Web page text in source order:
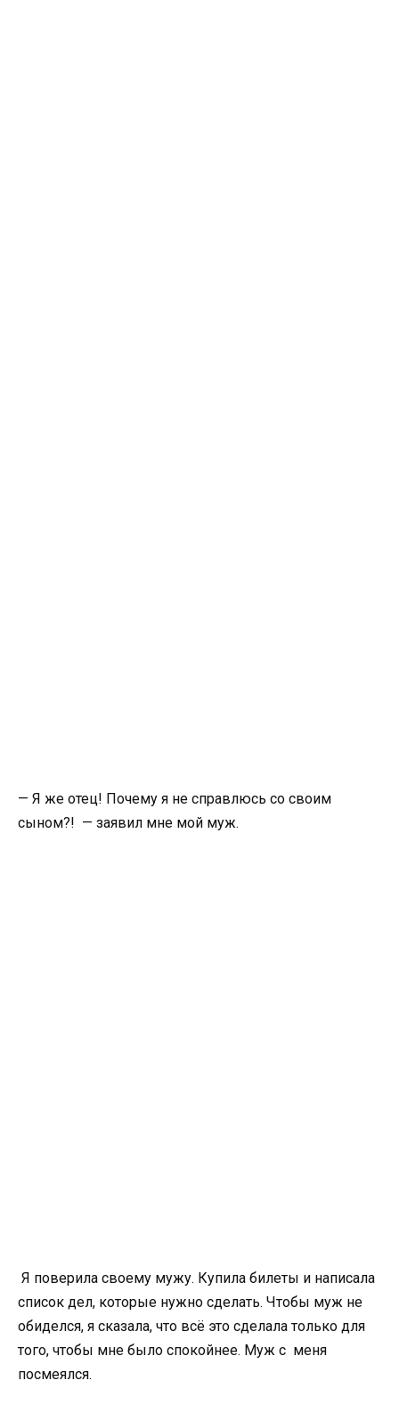
— Я же отец! Почему я не справлюсь со своим
сыном?! — заявил мне мой муж.
Я поверила своему мужу. Купила билеты и написала
список дел, которые нужно сделать. Чтобы муж не
обиделся, я сказала, что всё это сделала только для
того, чтобы мне было спокойнее. Муж с меня
посмеялся.